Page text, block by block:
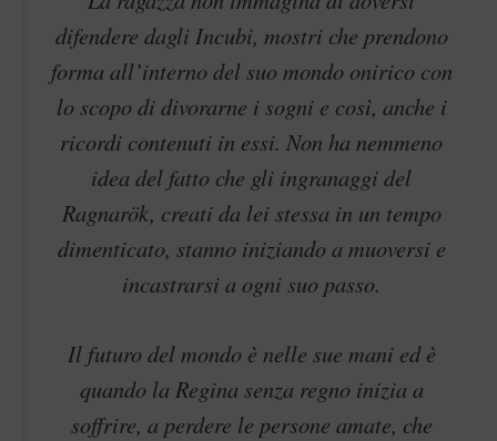
difendere dagli Incubi, mostri che prendono
forma all’interno del suo mondo onirico con
lo scopo di divorarne i sogni e così, anche i
ricordi contenuti in essi. Non ha nemmeno
idea del fatto che gli ingranaggi del
Ragnarök, creati da lei stessa in un tempo
dimenticato, stanno iniziando a muoversi e
incastrarsi a ogni suo passo.
Il futuro del mondo è nelle sue mani ed è
quando la Regina senza regno inizia a
soffrire, a perdere le persone amate, che